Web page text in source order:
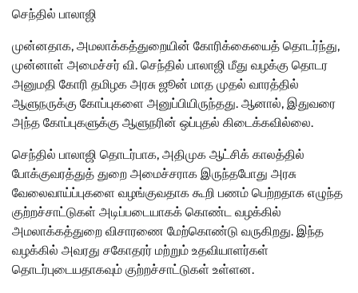
செந்தில் பாலாஜி
முன்னதாக, அமலாக்கத்துறையின் கோரிக்கையைத் தொடர்ந்து,
முன்னாள் அமைச்சர் வி. செந்தில் பாலாஜி மீது வழக்கு தொடர
அனுமதி கோரி தமிழக அரசு ஜூன் மாத முதல் வாரத்தில்
ஆளுநருக்கு கோப்புகளை அனுப்பியிருந்தது. ஆனால், இதுவரை
அந்த கோப்புகளுக்கு ஆளுநரின் ஒப்புதல் கிடைக்கவில்லை.
செந்தில் பாலாஜி தொடர்பாக, அதிமுக ஆட்சிக் காலத்தில்
போக்குவரத்துத் துறை அமைச்சராக இருந்தபோது அரசு
வேலைவாய்ப்புகளை வழங்குவதாக கூறி பணம் பெற்றதாக எழுந்த
குற்றச்சாட்டுகள் அடிப்படையாகக் கொண்ட வழக்கில்
அமலாக்கத்துறை விசாரணை மேற்கொண்டு வருகிறது. இந்த
வழக்கில் அவரது சகோதரர் மற்றும் உதவியாளர்கள்
தொடர்புடையதாகவும் குற்றச்சாட்டுகள் உள்ளன.